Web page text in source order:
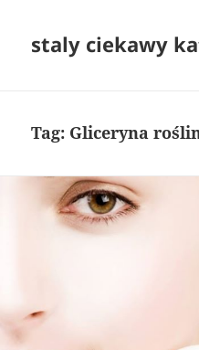
staly ciekawy
Tag: Gliceryna